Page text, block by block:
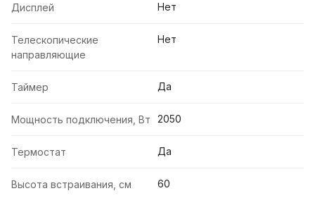
Дисплей Нет
Телескопические
направляющие
Нет
Таймер Да
Мощность подключения, Вт 2050
Термостат Да
Высота встраивания, см 60